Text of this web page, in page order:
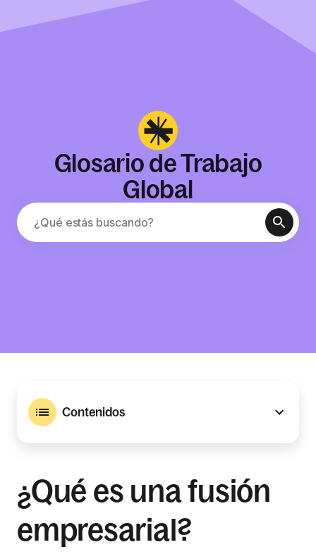
Glosario de Trabajo
Global
Contenidos
¿Qué es una fusión
empresarial?